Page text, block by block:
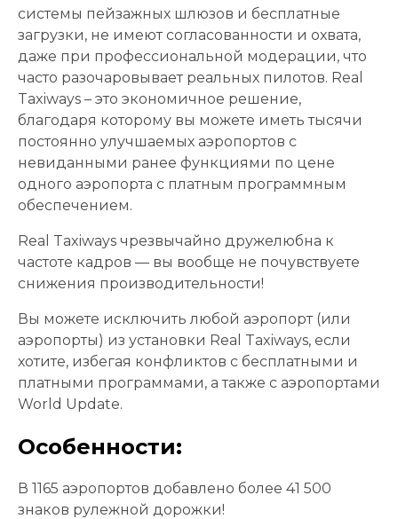
системы пейзажных шлюзов и бесплатные
загрузки, не имеют согласованности и охвата,
даже при профессиональной модерации, что
часто разочаровывает реальных пилотов. Real
Taxiways – это экономичное решение,
благодаря которому вы можете иметь тысячи
постоянно улучшаемых аэропортов с
невиданными ранее функциями по цене
одного аэропорта с платным программным
обеспечением.
Real Taxiways чрезвычайно дружелюбна к
частоте кадров — вы вообще не почувствуете
снижения производительности!
Вы можете исключить любой аэропорт (или
аэропорты) из установки Real Taxiways, если
хотите, избегая конфликтов с бесплатными и
платными программами, а также с аэропортами
World Update.
Особенности:
В 1165 аэропортов добавлено более 41 500
знаков рулежной дорожки!